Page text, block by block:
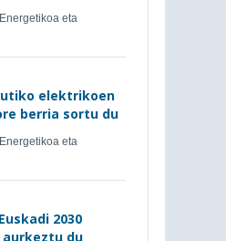
eta
elektrikoen
berria sortu du
eta
2030
aurkeztu du